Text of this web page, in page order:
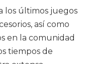
los últimos juegos
así como
en la comunidad
tiempos de